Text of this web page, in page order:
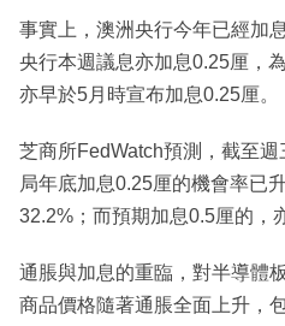
事實上，澳洲央行今年已經加
央行本週議息亦加息0.25厘，
亦早於5月時宣布加息0.25厘。
芝商所FedWatch預測，截至
局年底加息0.25厘的機會率已
32.2%；而預期加息0.5厘的，
通脹與加息的重臨，對半導體
商品價格隨著通脹全面上升，